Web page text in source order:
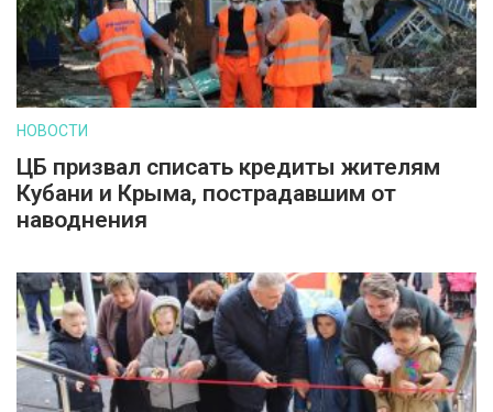
НОВОСТИ
ЦБ призвал списать кредиты жителям
Кубани и Крыма, пострадавшим от
наводнения